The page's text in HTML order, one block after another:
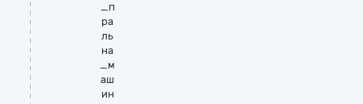
_п
ра
ль
на
_м
аш
ин